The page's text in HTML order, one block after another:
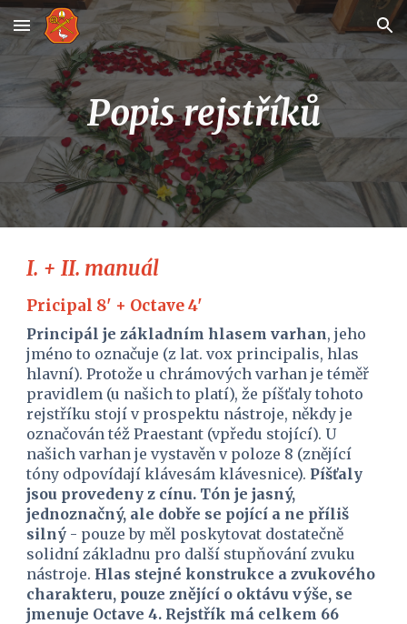
Skip to main content Skip to navigation
Popis rejstříků
I. + II. manuál
Pricipal 8' + Octave 4'
Principál je základním hlasem varhan, jeho
jméno to označuje (z lat. vox principalis, hlas
hlavní). Protože u chrámových varhan je téměř
pravidlem (u našich to platí), že píšťaly tohoto
rejstříku stojí v prospektu nástroje, někdy je
označován též Praestant (vpředu stojící). U
našich varhan je vystavěn v poloze 8 (znějící
tóny odpovídají klávesám klávesnice). Píšťaly
jsou provedeny z cínu. Tón je jasný,
jednoznačný, ale dobře se pojící a ne příliš
silný - pouze by měl poskytovat dostatečně
solidní základnu pro další stupňování zvuku
nástroje. Hlas stejné konstrukce a zvukového
charakteru, pouze znějící o oktávu výše, se
jmenuje Octave 4. Rejstřík má celkem 66